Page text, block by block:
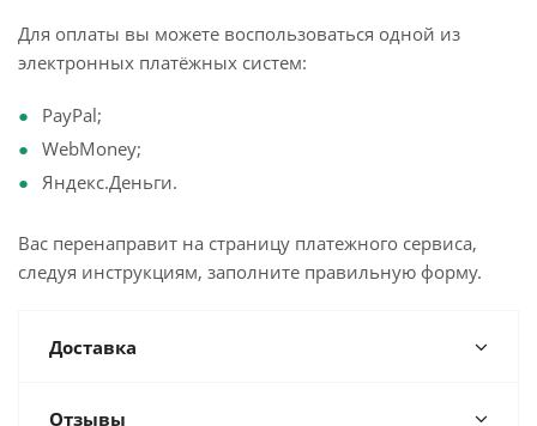
Для оплаты вы можете воспользоваться одной из
электронных платёжных систем:
PayPal;
WebMoney;
Яндекс.Деньги.
Вас перенаправит на страницу платежного сервиса,
следуя инструкциям, заполните правильную форму.
Доставка
Отзывы